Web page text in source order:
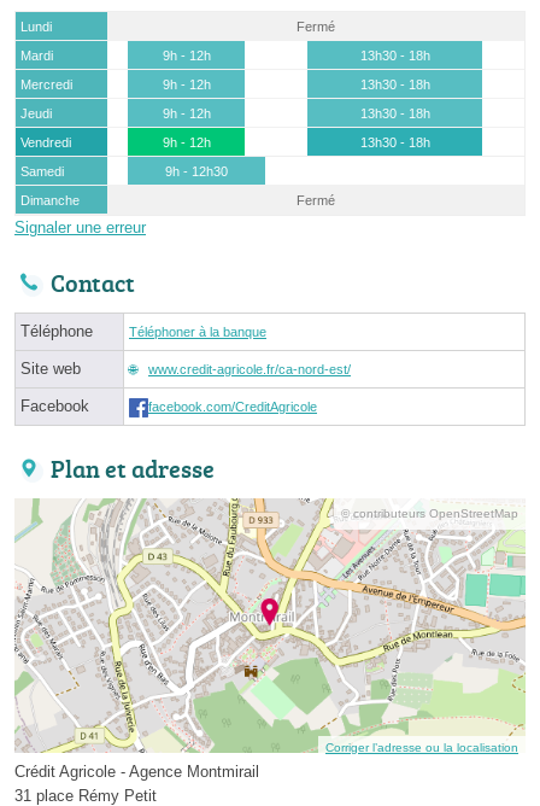
Lundi
Fermé
Mardi
9h - 12h
13h30 - 18h
Mercredi
9h - 12h
13h30 - 18h
Jeudi
9h - 12h
13h30 - 18h
Vendredi
9h - 12h
13h30 - 18h
Samedi
9h - 12h30
Dimanche
Fermé
Signaler une erreur
Contact
Téléphone Téléphoner à la banque
Site web www.credit-agricole.fr/ca-nord-est/
Facebook facebook.com/CreditAgricole
Plan et adresse
© contributeurs OpenStreetMap
Corriger l’adresse ou la localisation
Crédit Agricole - Agence Montmirail
31 place Rémy Petit